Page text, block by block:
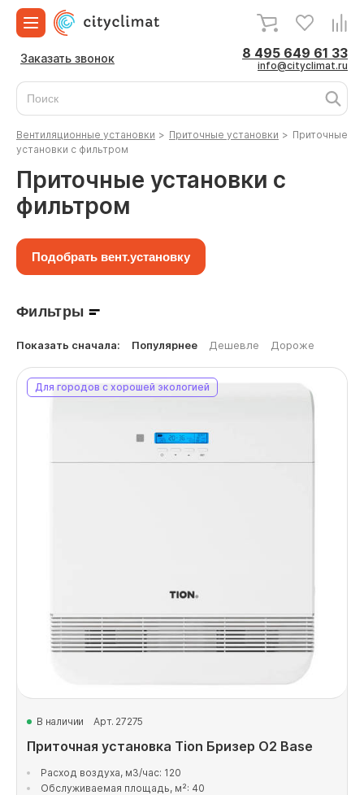
Заказать звонок 8 495 649 61 33
info@cityclimat.ru
Вентиляционные установки > Приточные установки > Приточные
установки с фильтром
Приточные установки с
фильтром
Подобрать вент.установку
Фильтры
Показать сначала: Популярнее Дешевле Дороже
Для городов с хорошей экологией
В наличии Арт. 27275
Приточная установка Tion Бризер O2 Base
Расход воздуха, м3/час: 120
Обслуживаемая площадь, м²: 40